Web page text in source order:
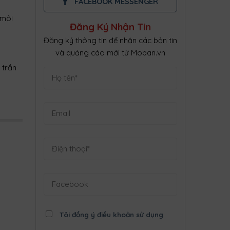
Đăng Ký Nhận Tin
Đăng ký thông tin để nhận các bản tin
và quảng cáo mới từ Moban.vn
Tôi đồng ý điều khoản sử dụng
trần